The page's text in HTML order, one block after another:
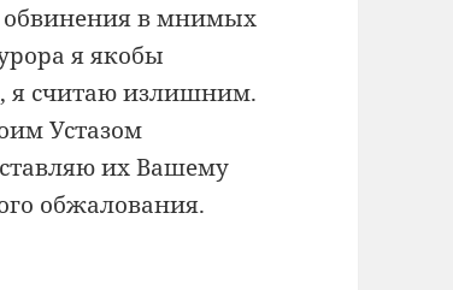
обвинения в мнимых
я якобы
я считаю излишним.
Устазом
их Вашему
обжалования.